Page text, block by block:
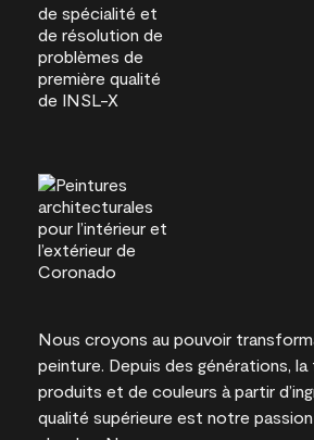
Nous croyons au pouvoir
peinture. Depuis des générations,
produits et de couleurs à partir
qualité supérieure est notre